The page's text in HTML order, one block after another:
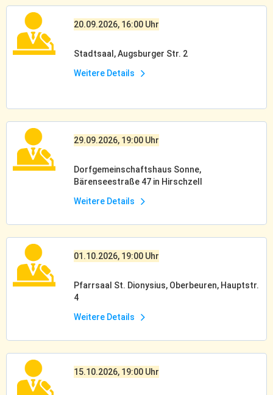
20.09.2026, 16:00 Uhr
Stadtsaal, Augsburger Str. 2
Weitere Details
29.09.2026, 19:00 Uhr
Dorfgemeinschaftshaus Sonne,
Bärenseestraße 47 in Hirschzell
Weitere Details
01.10.2026, 19:00 Uhr
Pfarrsaal St. Dionysius, Oberbeuren, Hauptstr.
4
Weitere Details
15.10.2026, 19:00 Uhr